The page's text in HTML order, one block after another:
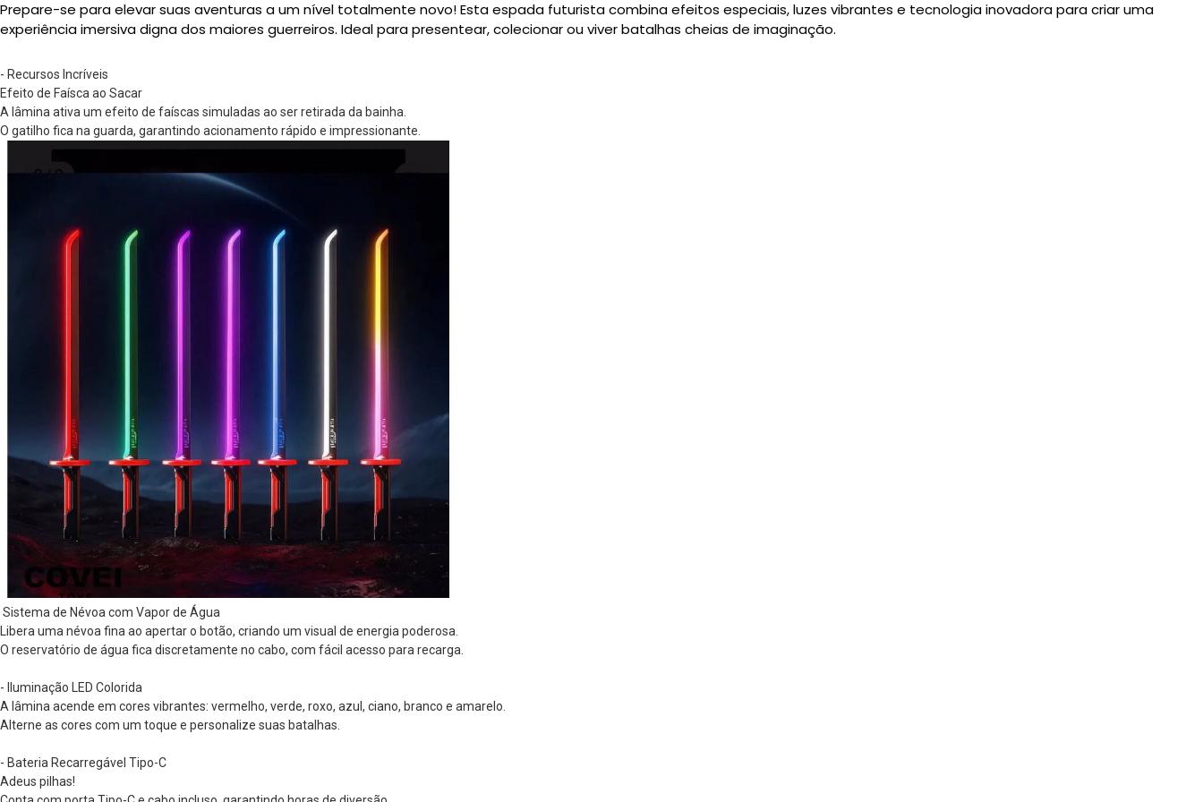
Prepare-se para elevar suas aventuras a um nível totalmente novo! Esta espada futurista combina efeitos especiais, luzes vibrantes e tecnologia inovadora para criar uma
experiência imersiva digna dos maiores guerreiros. Ideal para presentear, colecionar ou viver batalhas cheias de imaginação.
- Recursos Incríveis
Efeito de Faísca ao Sacar
A lâmina ativa um efeito de faíscas simuladas ao ser retirada da bainha.
O gatilho fica na guarda, garantindo acionamento rápido e impressionante.
Sistema de Névoa com Vapor de Água
Libera uma névoa fina ao apertar o botão, criando um visual de energia poderosa.
O reservatório de água fica discretamente no cabo, com fácil acesso para recarga.
- Iluminação LED Colorida
A lâmina acende em cores vibrantes: vermelho, verde, roxo, azul, ciano, branco e amarelo.
Alterne as cores com um toque e personalize suas batalhas.
- Bateria Recarregável Tipo-C
Adeus pilhas!